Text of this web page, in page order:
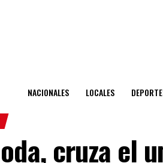
NACIONALES LOCALES
cruza el